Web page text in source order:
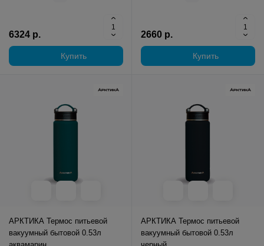
6324 р.
Купить
2660 р.
Купить
АРКТИКА Термос питьевой
вакуумный бытовой 0.53л
АРКТИКА Термос питьевой
вакуумный бытовой 0.53л